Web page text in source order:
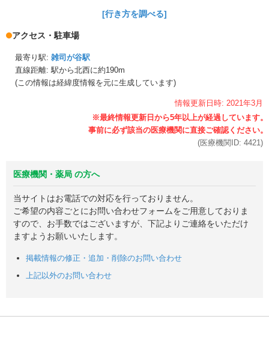
[行き方を調べる]
アクセス・駐車場
最寄り駅: 雑司が谷駅
直線距離: 駅から北西に約190m
(この情報は経緯度情報を元に生成しています)
情報更新日時: 2021年3月
(医療機関ID: 4421)
医療機関・薬局 の方へ
当サイトはお電話での対応を行っておりません。
ご希望の内容ごとにお問い合わせフォームをご用意しておりま
すので、お手数ではございますが、下記よりご連絡をいただけ
ますようお願いいたします。
掲載情報の修正・追加・削除のお問い合わせ
上記以外のお問い合わせ